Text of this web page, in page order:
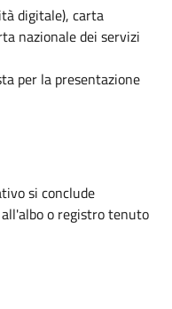
digitale), carta
nazionale dei servizi
per la presentazione
si conclude
o registro tenuto